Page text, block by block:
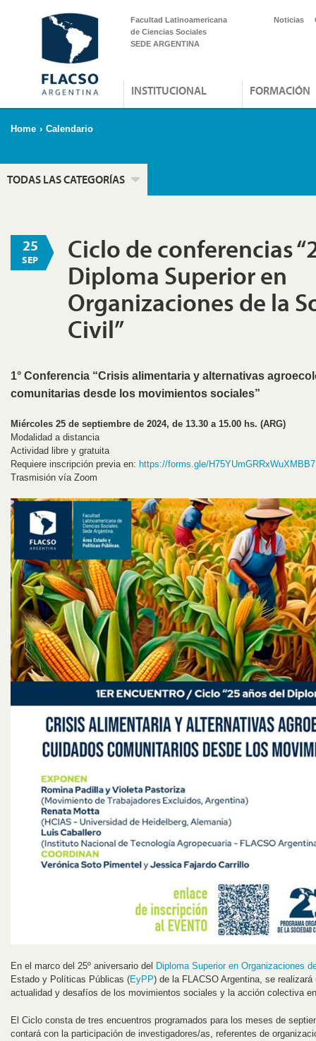
Facultad Latinoamericana
de Ciencias Sociales
SEDE ARGENTINA
Noticias
INSTITUCIONAL FORMACIÓN
Home › Calendario
TODAS LAS CATEGORÍAS
25
SEP
Ciclo de conferencias
Diploma Superior en
Organizaciones de la
Civil”
1° Conferencia “Crisis alimentaria y alternativas
comunitarias desde los movimientos sociales”
Miércoles 25 de septiembre de 2024, de 13.30 a 15.00 hs. (ARG)
Modalidad a distancia
Actividad libre y gratuita
Requiere inscripción previa en: https://forms.gle/H75YUmGRRxWuXMBB7
Trasmisión vía Zoom
En el marco del 25º aniversario del Diploma Superior en Organizaciones
Estado y Políticas Públicas (EyPP) de la FLACSO Argentina, se
actualidad y desafíos de los movimientos sociales y la acción colectiva
El Ciclo consta de tres encuentros programados para los meses de
contará con la participación de investigadores/as, referentes de